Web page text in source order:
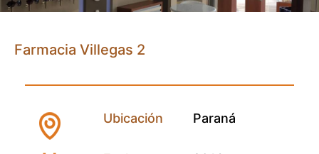
Farmacia Villegas 2
Ubicación Paraná